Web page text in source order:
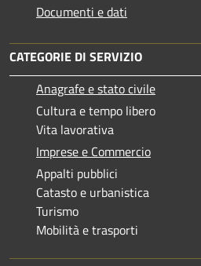
Documenti e dati
CATEGORIE DI SERVIZIO
Anagrafe e stato civile
Cultura e tempo libero
Vita lavorativa
Imprese e Commercio
Appalti pubblici
Catasto e urbanistica
Turismo
Mobilità e trasporti